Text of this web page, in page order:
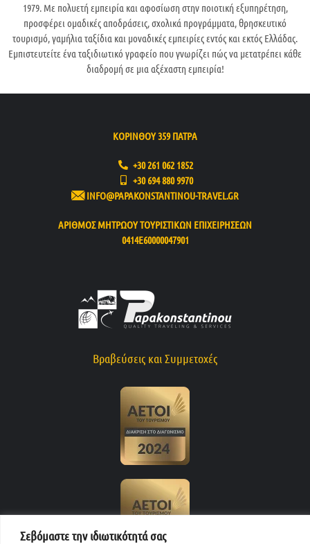
Σεβόμαστε την ιδιωτικότητά σας
1979. Με πολυετή εμπειρία και αφοσίωση στην ποιοτική εξυπηρέτηση,
προσφέρει ομαδικές αποδράσεις, σχολικά προγράμματα, θρησκευτικό
τουρισμό, γαμήλια ταξίδια και μοναδικές εμπειρίες εντός και εκτός Ελλάδας.
Εμπιστευτείτε ένα ταξιδιωτικό γραφείο που γνωρίζει πώς να μετατρέπει κάθε
διαδρομή σε μια αξέχαστη εμπειρία!
ΚΟΡΙΝΘΟΥ 359 ΠΑΤΡΑ
+30 261 062 1852
+30 694 880 9970
INFO@PAPAKONSTANTINOU-TRAVEL.GR
ΑΡΙΘΜΟΣ ΜΗΤΡΩΟΥ ΤΟΥΡΙΣΤΙΚΩΝ ΕΠΙΧΕΙΡΗΣΕΩΝ
0414Ε60000047901
Βραβεύσεις και Συμμετοχές